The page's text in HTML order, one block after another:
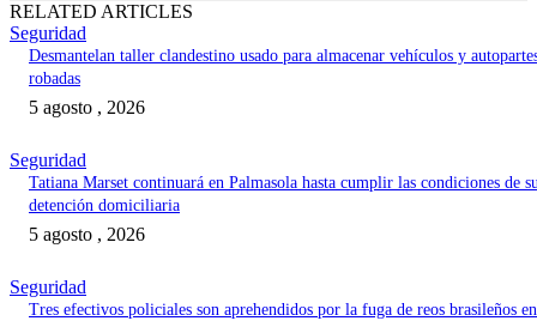
RELATED ARTICLES
Seguridad
Desmantelan taller clandestino usado para almacenar vehículos y
robadas
5 agosto , 2026
Seguridad
Tatiana Marset continuará en Palmasola hasta cumplir las condiciones de
detención domiciliaria
5 agosto , 2026
Seguridad
Tres efectivos policiales son aprehendidos por la fuga de reos brasileños en